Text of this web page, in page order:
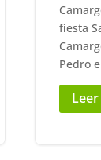
fiesta
Pedro